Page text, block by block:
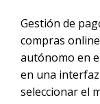
Gestión de
compras
autónomo en
en una
seleccionar el